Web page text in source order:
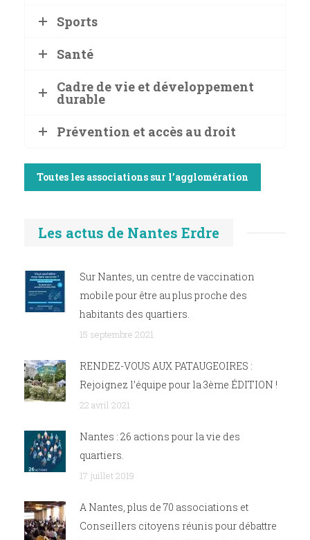
Sports
Santé
Cadre de vie et développement
durable
Prévention et accès au droit
Toutes les associations sur l’agglomération
Les actus de Nantes Erdre
Sur Nantes, un centre de vaccination
mobile pour être au plus proche des
habitants des quartiers.
15 septembre 2021
RENDEZ-VOUS AUX PATAUGEOIRES :
Rejoignez l’équipe pour la 3ème ÉDITION !
22 avril 2021
Nantes : 26 actions pour la vie des
quartiers.
17 juillet 2019
A Nantes, plus de 70 associations et
Conseillers citoyens réunis pour débattre